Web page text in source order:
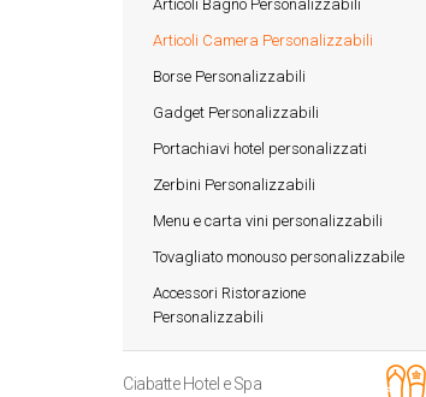
Articoli Bagno Personalizzabili
Articoli Camera Personalizzabili
Borse Personalizzabili
Gadget Personalizzabili
Portachiavi hotel personalizzati
Zerbini Personalizzabili
Menu e carta vini personalizzabili
Tovagliato monouso personalizzabile
Accessori Ristorazione
Personalizzabili
Ciabatte Hotel e Spa